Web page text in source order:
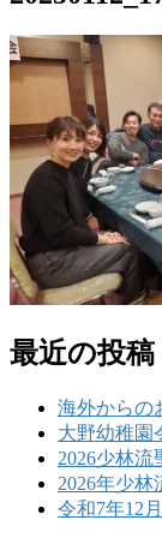
最近の投稿
海外からの
大野幼稚園
2026少林
2026年少
令和7年12